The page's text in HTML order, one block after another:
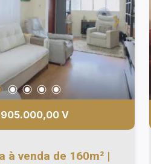
905.000,00 V
à venda de 160m² |